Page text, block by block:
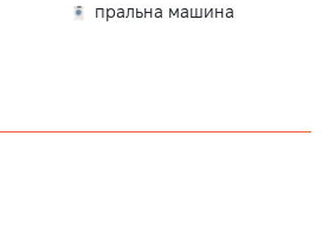
пральна машина